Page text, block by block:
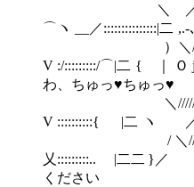
＼ ／//(__::
⌒ヽ __／:::::::::::::::|二
）＼/////|::〈_
V :/:::::::::/⌒|二 { ｜
わ、ちゅっ♥ちゅっ♥
＼//////|:: :: ::
V ::::::::::{ |二 ヽ
/ ＼///∧:: : :
乂:::::::::.. |二二 }／
ください